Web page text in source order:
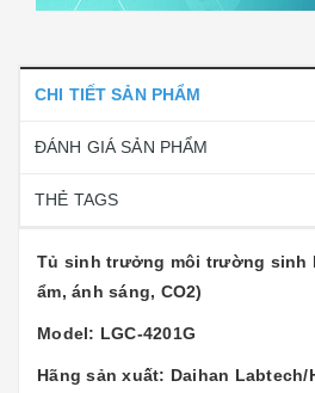
CHI TIẾT SẢN PHẨM
ĐÁNH GIÁ SẢN PHẨM
THẺ TAGS
Tủ sinh trưởng môi trường sinh
ẩm, ánh sáng, CO2)
Model: LGC-4201G
Hãng sản xuất: Daihan Labtech/